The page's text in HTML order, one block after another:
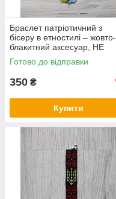
Браслет патріотичний з
бісеру в етностилі – жовто-
блакитний аксесуар, НЕ
СТАНОК
Готово до відправки
350 ₴
Купити